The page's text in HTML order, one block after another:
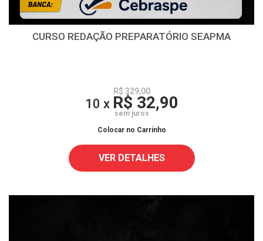
CURSO REDAÇÃO PREPARATÓRIO SEAPMA
R$ 329,00
10 x R$ 32,90
sem juros
Colocar no Carrinho
VER DETALHES